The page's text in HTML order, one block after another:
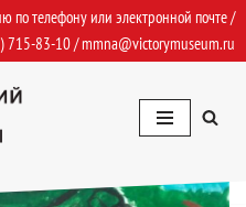
по телефону или электронной почте /
715-83-10/mmna@victorymuseum.ru